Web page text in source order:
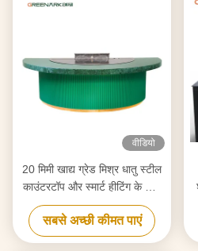
वीडियो
20 मिमी खाद्य ग्रेड मिश्र धातु स्टील
काउंटरटॉप और स्मार्ट हीटिंग के साथ
उच्च दक्षता वाले टेपनीकी ग्रिल
सबसे अच्छी कीमत पाएं